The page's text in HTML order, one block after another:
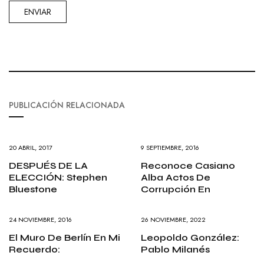
PUBLICACIÓN RELACIONADA
20 ABRIL, 2017
DESPUÉS DE LA
ELECCIÓN: Stephen
Bluestone
9 SEPTIEMBRE, 2016
Reconoce Casiano
Alba Actos De
Corrupción En
24 NOVIEMBRE, 2016
El Muro De Berlín En Mi
Recuerdo:
26 NOVIEMBRE, 2022
Leopoldo González:
Pablo Milanés